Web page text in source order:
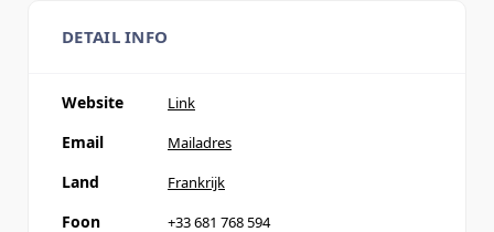
DETAIL INFO
Website Link
Email Mailadres
Land Frankrijk
Foon +33 681 768 594